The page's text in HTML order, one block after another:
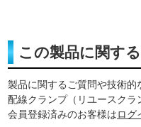
この製品に関す
製品に関するご質問や技術
配線クランプ（リユースク
会員登録済みのお客様はログ